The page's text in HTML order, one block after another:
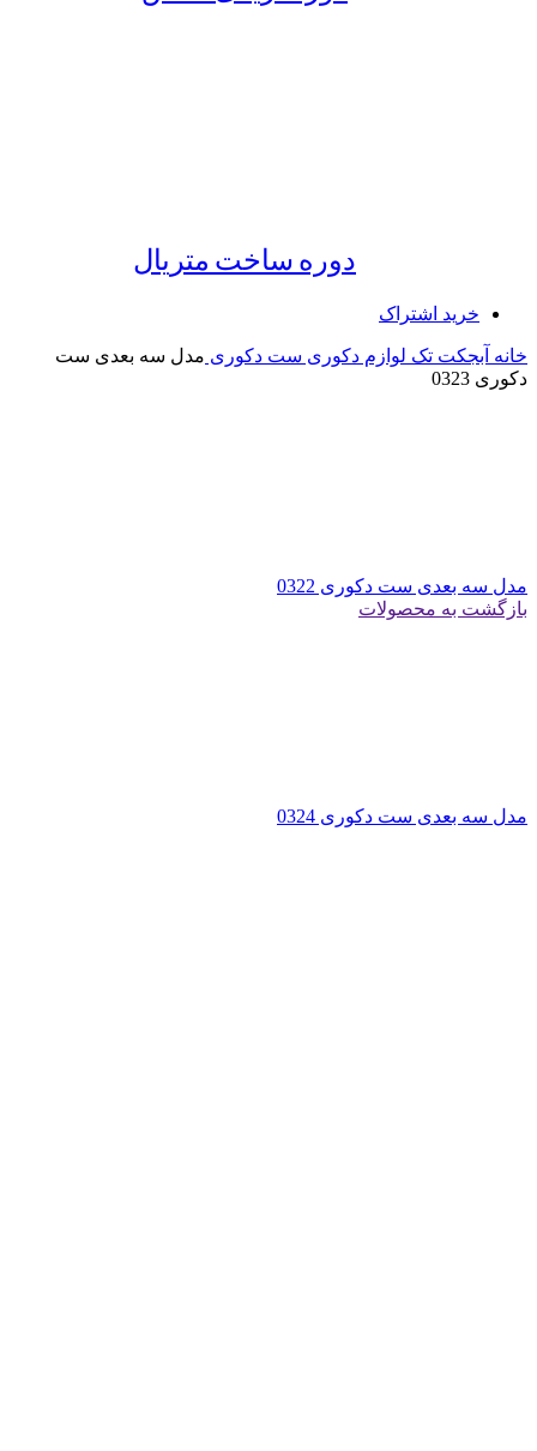
دوره ساخت متریال
خرید اشتراک
خانه آبجکت تک لوازم دکوری ست دکوری مدل سه بعدی ست
دکوری 0323
مدل سه بعدی ست دکوری 0322
بازگشت به محصولات
مدل سه بعدی ست دکوری 0324